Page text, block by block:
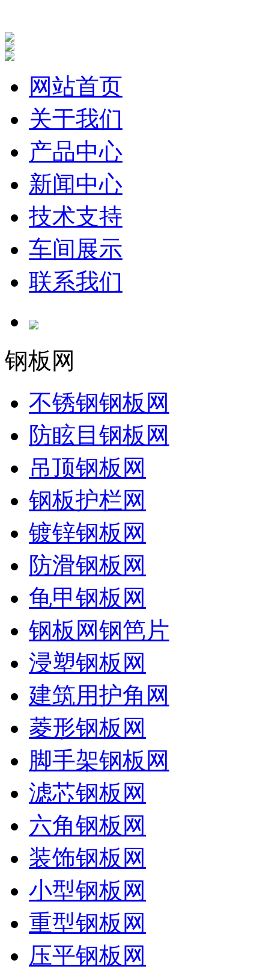
网站首页
关于我们
产品中心
新闻中心
技术支持
车间展示
联系我们
钢板网
不锈钢钢板网
防眩目钢板网
吊顶钢板网
钢板护栏网
镀锌钢板网
防滑钢板网
龟甲钢板网
钢板网钢笆片
浸塑钢板网
建筑用护角网
菱形钢板网
脚手架钢板网
滤芯钢板网
六角钢板网
装饰钢板网
小型钢板网
重型钢板网
压平钢板网